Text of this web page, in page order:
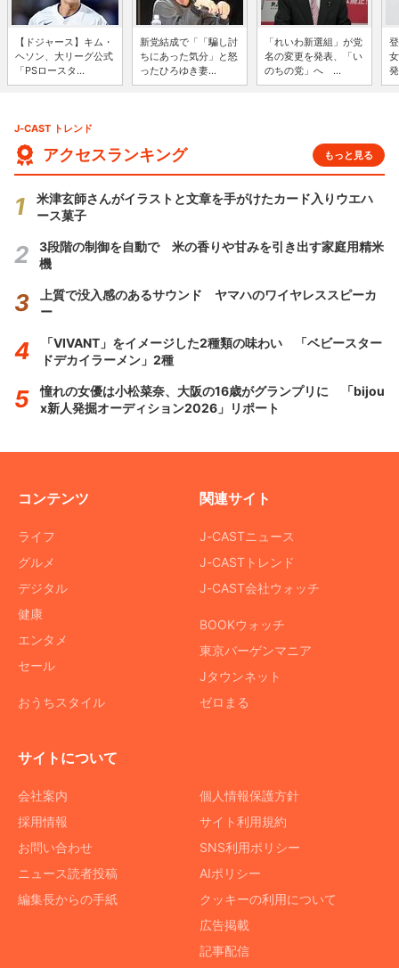
【ドジャース】キム・
ヘソン、大リーグ公式
「PSロースタ...
新党結成で「「騙し討
ちにあった気分」と怒
ったひろゆき妻...
「れいわ新選組」が党
名の変更を発表、「い
のちの党」へ ...
J-CAST トレンド
アクセスランキング もっと見る
米津玄師さんがイラストと文章を手がけたカード入りウエハ
ース菓子
3段階の制御を自動で 米の香りや甘みを引き出す家庭用精米
機
上質で没入感のあるサウンド ヤマハのワイヤレススピーカ
ー
「VIVANT」をイメージした2種類の味わい 「ベビースター
ドデカイラーメン」2種
憧れの女優は小松菜奈、大阪の16歳がグランプリに 「bijou
x新人発掘オーディション2026」リポート
コンテンツ
ライフ
グルメ
デジタル
健康
エンタメ
セール
おうちスタイル
関連サイト
J-CASTニュース
J-CASTトレンド
J-CAST会社ウォッチ
BOOKウォッチ
東京バーゲンマニア
Jタウンネット
ゼロまる
サイトについて
会社案内
採用情報
お問い合わせ
ニュース読者投稿
編集長からの手紙
個人情報保護方針
サイト利用規約
SNS利用ポリシー
AIポリシー
クッキーの利用について
広告掲載
記事配信